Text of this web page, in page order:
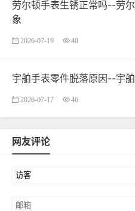
劳尔顿手表生锈正常吗--劳
象
2026-07-19 40
宇舶手表零件脱落原因--宇
2026-07-17 46
网友评论